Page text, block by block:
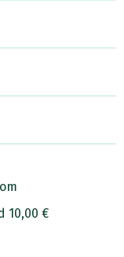
10,00 €